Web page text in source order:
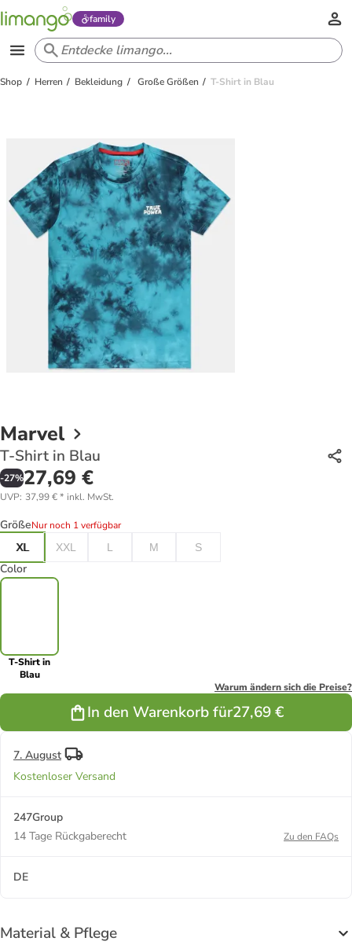
family
Shop Herren Bekleidung Große Größen T-Shirt in Blau
Marvel
T-Shirt in Blau
-27%27,69 €
UVP: 37,99 €* inkl. MwSt.
GrößeNur noch 1 verfügbar
XL
XXL L M S
Color
T-Shirt in
Blau
Warum ändern sich die Preise?
In den Warenkorb für27,69 €
7. August
Kostenloser Versand
247Group
14 Tage Rückgaberecht
Zu den FAQs
DE
Material & Pflege